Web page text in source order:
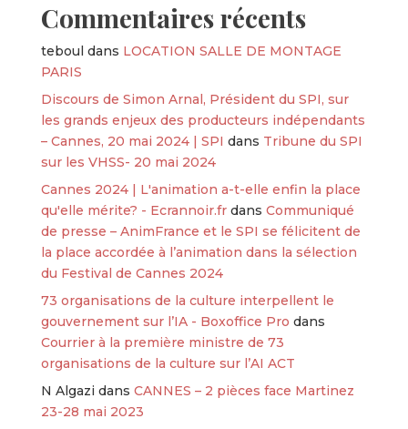
Commentaires récents
teboul dans LOCATION SALLE DE MONTAGE
PARIS
Discours de Simon Arnal, Président du SPI, sur
les grands enjeux des producteurs indépendants
– Cannes, 20 mai 2024 | SPI dans Tribune du SPI
sur les VHSS- 20 mai 2024
Cannes 2024 | L'animation a-t-elle enfin la place
qu'elle mérite? - Ecrannoir.frdans Communiqué
de presse – AnimFrance et le SPI se félicitent de
la place accordée à l’animation dans la sélection
du Festival de Cannes 2024
73 organisations de la culture interpellent le
gouvernement sur l’IA - Boxoffice Pro dans
Courrier à la première ministre de 73
organisations de la culture sur l’AI ACT
N Algazi dans CANNES – 2 pièces face Martinez
23-28 mai 2023